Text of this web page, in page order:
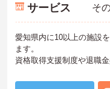
サービス そ
愛知県内に10以上の施設
ます。
資格取得支援制度や退職
ご興味ある方には、面接